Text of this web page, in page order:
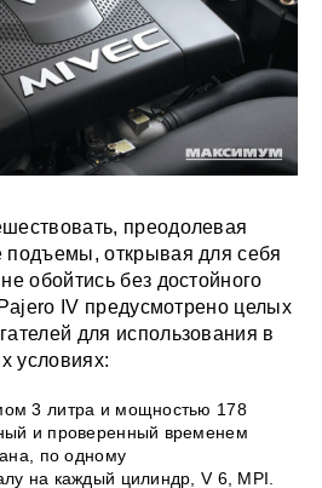
преодолевая
подъемы, открывая для себя
обойтись без достойного
IV предусмотрено целых
для использования в
условиях:
3 литра и мощностью 178
и проверенный временем
по одному
на каждый цилиндр, V 6, MPI.